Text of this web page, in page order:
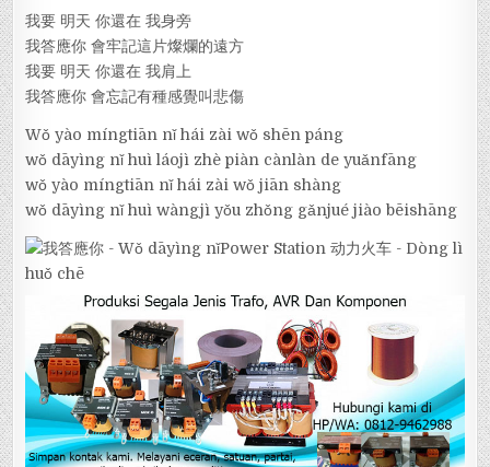
我要 明天 你還在 我身旁
我答應你 會牢記這片燦爛的遠方
我要 明天 你還在 我肩上
我答應你 會忘記有種感覺叫悲傷
Wǒ yào míngtiān nǐ hái zài wǒ shēn páng
wǒ dāyìng nǐ huì láojì zhè piàn cànlàn de yuǎnfāng
wǒ yào míngtiān nǐ hái zài wǒ jiān shàng
wǒ dāyìng nǐ huì wàngjì yǒu zhǒng gǎnjué jiào bēishāng